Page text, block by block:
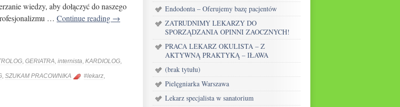
wiedzy, aby dołączyć do naszego
… Continue reading →
, GERIATRA, internista, KARDIOLOG,
, SZUKAM PRACOWNIKA #lekarz,
Endodonta – Oferujemy bazę pacjentów
ZATRUDNIMY LEKARZY DO
SPORZĄDZANIA OPINNI ZAOCZNYCH!
PRACA LEKARZ OKULISTA – Z
AKTYWNĄ PRAKTYKĄ – IŁAWA
(brak tytułu)
Pielęgniarka Warszawa
Lekarz specjalista w sanatorium